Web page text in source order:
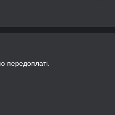
передоплаті.